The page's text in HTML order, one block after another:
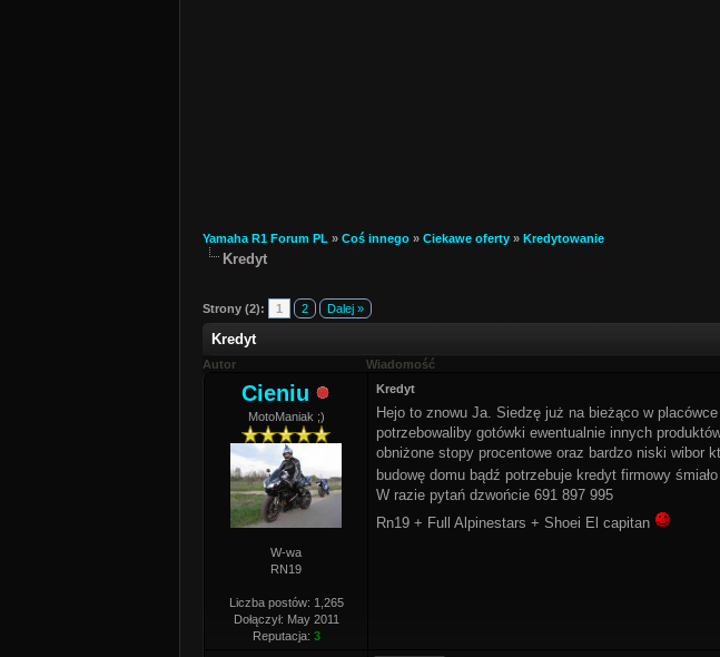
Yamaha R1 Forum PL » Coś innego » Ciekawe oferty » Kredytowanie
Kredyt
Strony (2): 1 2 Dalej »
Kredyt
Autor Wiadomość
Cieniu
MotoManiak ;)
W-wa
RN19
Liczba postów: 1,265
Dołączył: May 2011
Reputacja: 3
Kredyt
Hejo to znowu Ja. Siedzę już na bieżąco w
potrzebowaliby gotówki ewentualnie innych
obniżone stopy procentowe oraz bardzo niski wibor
budowę domu bądź potrzebuje kredyt firmowy
W razie pytań dzwońcie 691 897 995
Rn19 + Full Alpinestars + Shoei El capitan